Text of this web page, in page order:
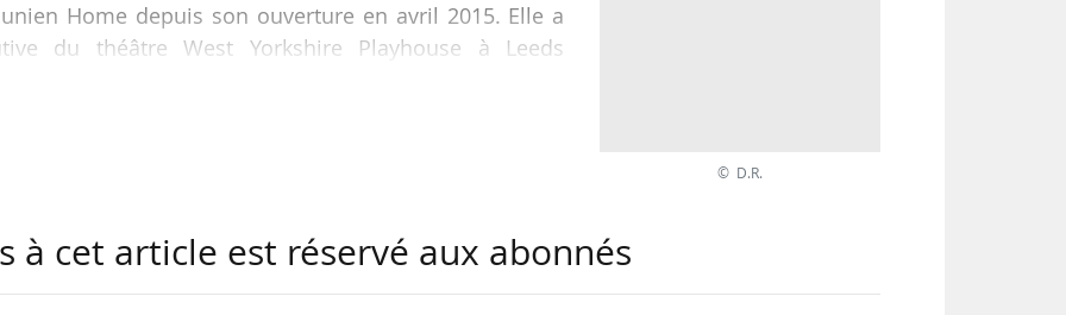
Home depuis son ouverture en avril 2015. Elle a
du théâtre West Yorkshire Playhouse à Leeds
Royaume-Uni en dehors de…
© D.R.
à cet article est réservé aux abonnés